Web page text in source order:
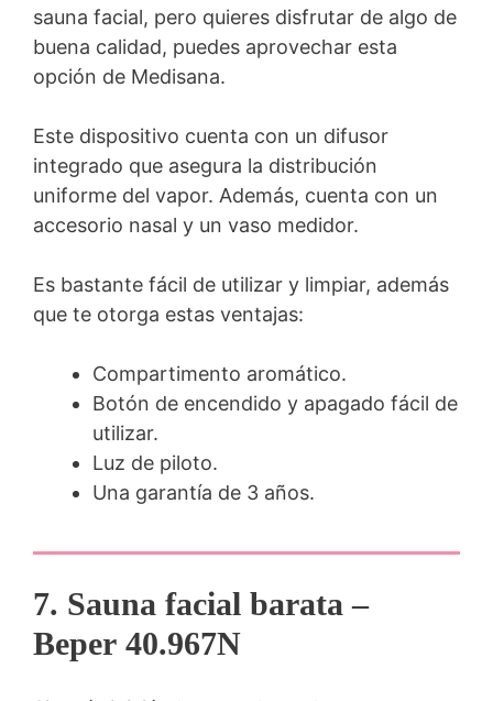
sauna facial, pero quieres disfrutar de algo de
buena calidad, puedes aprovechar esta
opción de Medisana.
Este dispositivo cuenta con un difusor
integrado que asegura la distribución
uniforme del vapor. Además, cuenta con un
accesorio nasal y un vaso medidor.
Es bastante fácil de utilizar y limpiar, además
que te otorga estas ventajas:
Compartimento aromático.
Botón de encendido y apagado fácil de
utilizar.
Luz de piloto.
Una garantía de 3 años.
7. Sauna facial barata –
Beper 40.967N